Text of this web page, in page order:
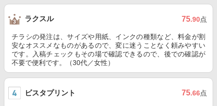
ラクスル 75.90点
チラシの発注は、サイズや用紙、インクの種類など、料金が割
安なオススメなものがあるので、変に迷うことなく頼みやすい
です。入稿チェックもその場で確認できるので、後での確認が
不要で便利です。（30代／女性）
ビスタプリント 75.66点